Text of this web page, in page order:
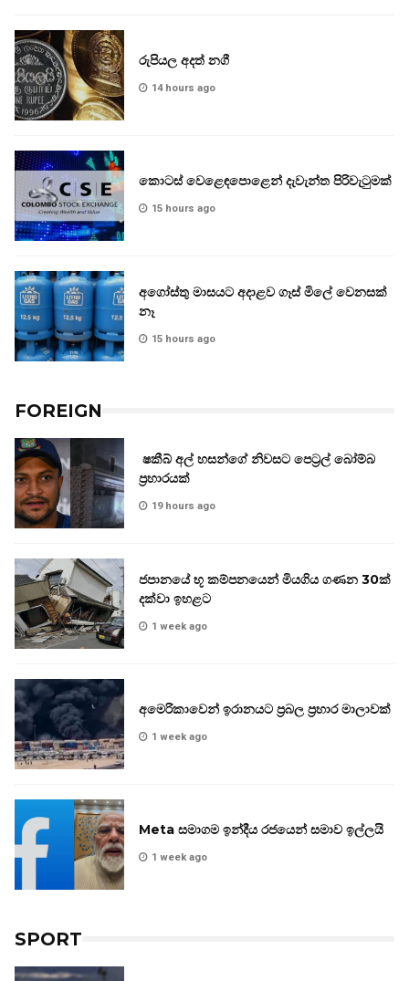
රුපියල අදත් නගී
14 hours ago
කොටස් වෙළෙඳපොළෙන් දැවැන්ත පිරිවැටුමක්
15 hours ago
අගෝස්තු මාසයට අදාළව ගෑස් මිලේ වෙනසක්
නෑ
15 hours ago
FOREIGN
ෂකීබ් අල් හසන්ගේ නිවසට පෙට්‍රල් බෝම්බ
ප්‍රහාරයක්
19 hours ago
ජපානයේ භූ කම්පනයෙන් මියගිය ගණන 30ක්
දක්වා ඉහළට
1 week ago
අමෙරිකාවෙන් ඉරානයට ප්‍රබල ප්‍රහාර මාලාවක්
1 week ago
Meta සමාගම ඉන්දීය රජයෙන් සමාව ඉල්ලයි
1 week ago
SPORT